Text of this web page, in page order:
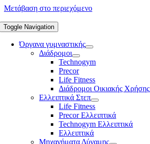
Μετάβαση στο περιεχόμενο
Toggle Navigation
Όργανα γυμναστικής
Διάδρομοι
Technogym
Precor
Life Fitness
Διάδρομοι Οικιακής Χρήσης
Ελλειπτικά Στεπ
Life Fitness
Precor Ελλειπτικά
Technogym Ελλειπτικά
Ελλειπτικά
Μηχανήματα Δύναμης